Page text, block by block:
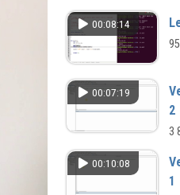
00:08:14
00:07:19
2
3
00:10:08
1